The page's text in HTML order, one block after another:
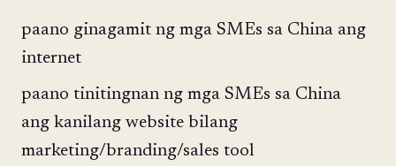
paano ginagamit ng mga SMEs sa China ang
internet
paano tinitingnan ng mga SMEs sa China
ang kanilang website bilang
marketing/branding/sales tool